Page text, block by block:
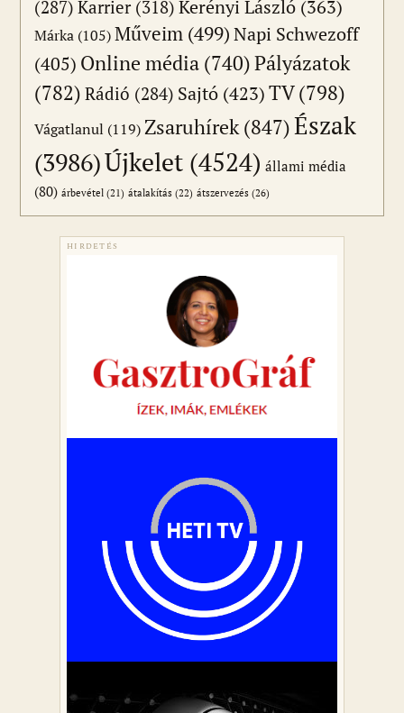
(287) Karrier(318) Kerényi László (363)
Márka (105) Műveim (499)Napi Schwezoff
(405) Online média (740)Pályázatok
(782) Rádió (284) Sajtó (423)TV(798)
Vágatlanul (119) Zsaruhírek (847)Észak
(3986)Újkelet (4524) állami média
(80) árbevétel (21) átalakítás (22) átszervezés (26)
HIRDETÉS